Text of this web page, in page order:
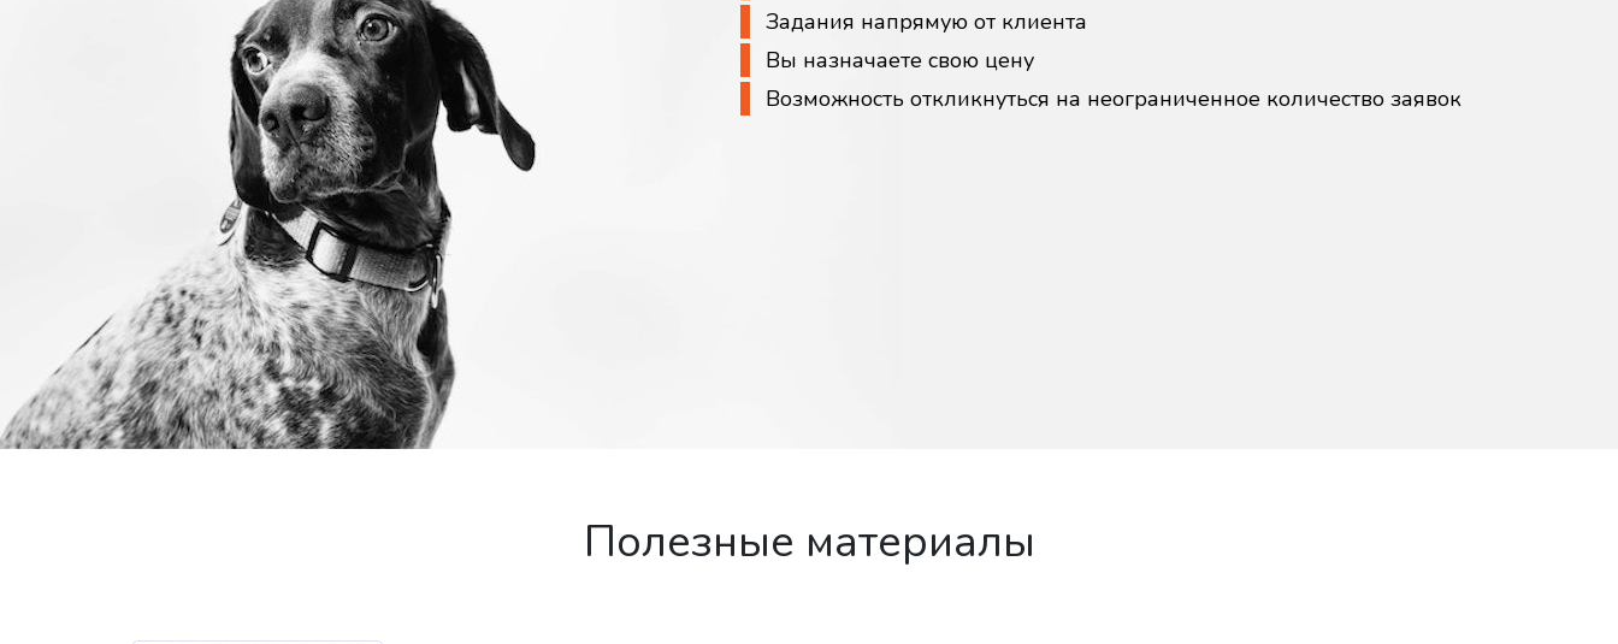
Задания напрямую от клиента
Вы назначаете свою цену
Возможность откликнуться на неограниченное количество заявок
Полезные материалы